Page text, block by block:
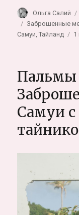
Автор
Ольга Салий
Метки
Заброшенные
Самуи,Тайланд 1
Пальмы
Самуи